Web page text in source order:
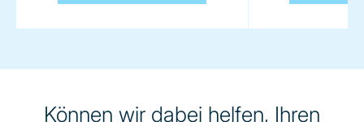
Können wir dabei helfen, Ihren